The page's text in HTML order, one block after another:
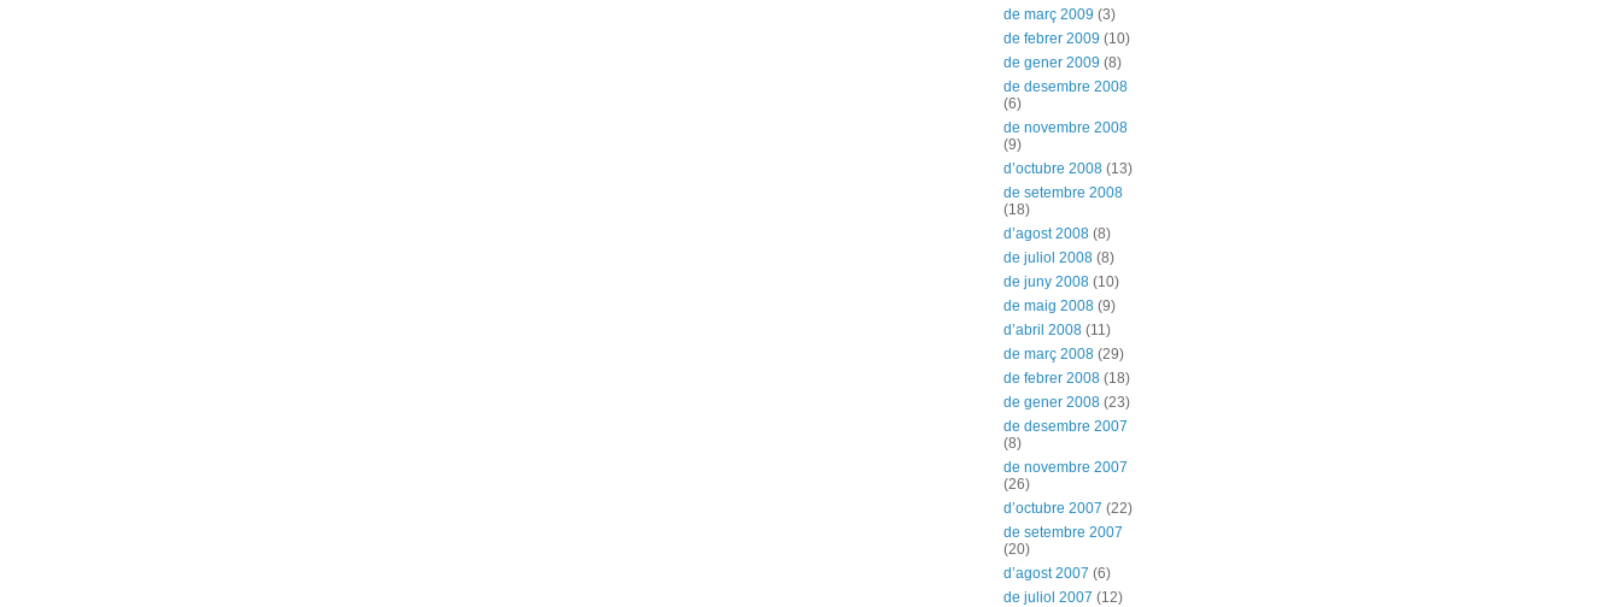
de març 2009 (3)
de febrer 2009 (10)
de gener 2009 (8)
de desembre 2008
(6)
de novembre 2008
(9)
d’octubre 2008 (13)
de setembre 2008
(18)
d’agost 2008 (8)
de juliol 2008 (8)
de juny 2008 (10)
de maig 2008 (9)
d’abril 2008 (11)
de març 2008 (29)
de febrer 2008 (18)
de gener 2008 (23)
de desembre 2007
(8)
de novembre 2007
(26)
d’octubre 2007 (22)
de setembre 2007
(20)
d’agost 2007 (6)
de juliol 2007 (12)